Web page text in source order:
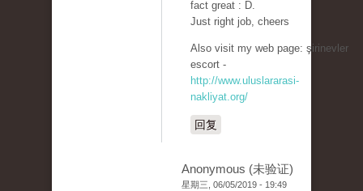
fact great : D.
Just right job, cheers
Also visit my web page: şirinevler
escort -
http://www.uluslararasi-
nakliyat.org/
回复
Anonymous (未验证)
星期三, 06/05/2019 - 19:49